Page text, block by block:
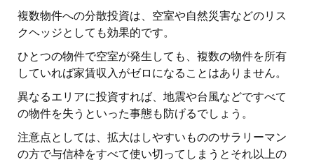
複数物件への分散投資は、空室や自然災害などのリス
クヘッジとしても効果的です。
ひとつの物件で空室が発生しても、複数の物件を所有
していれば家賃収入がゼロになることはありません。
異なるエリアに投資すれば、地震や台風などですべて
の物件を失うといった事態も防げるでしょう。
注意点としては、拡大はしやすいもののサラリーマン
の方で与信枠をすべて使い切ってしまうとそれ以上の